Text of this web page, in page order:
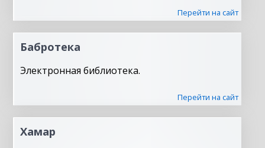
Перейти на сайт
Бабротека
Электронная библиотека.
Перейти на сайт
Хамар